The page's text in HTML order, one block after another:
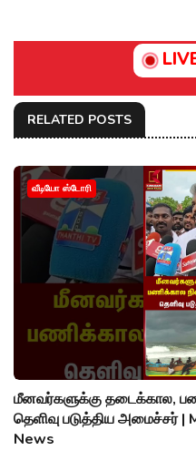
RELATED POSTS
வீடியோ ஸ்டோரி
மீனவர்களுக்கு தடைக்கால,
தெளிவு படுத்திய அமைச்சர் |
News